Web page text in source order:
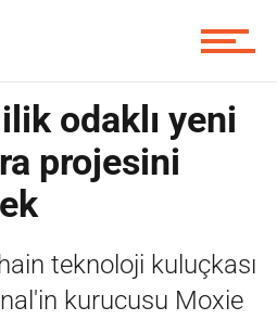
odaklı yeni
projesini
teknoloji kuluçkası
kurucusu Moxie